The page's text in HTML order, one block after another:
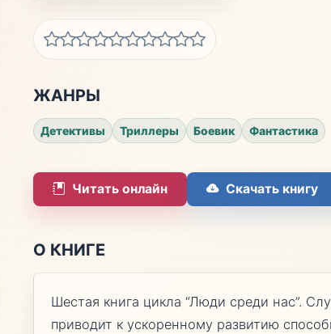
ЖАНРЫ
Детективы Триллеры Боевик Фантастика
Читать онлайн Скачать книгу
О КНИГЕ
Шестая книга цикла “Люди среди нас”.
приводит к ускоренному развитию